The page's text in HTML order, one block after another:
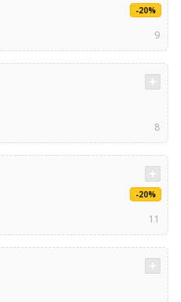
-20%
9
8
-20%
11